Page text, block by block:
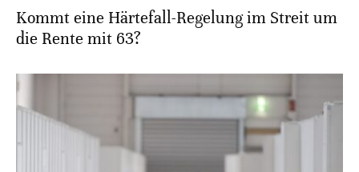
Kommt eine Härtefall-Regelung im Streit um
die Rente mit 63?